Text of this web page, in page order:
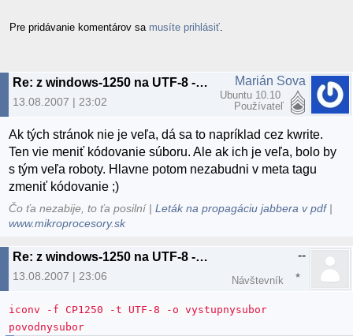
Pre pridávanie komentárov sa musíte prihlásiť
Re: z windows-1250 na UTF-8 --> WEB
13.08.2007 | 23:02
Marián Sova
Ubuntu 10.10
Používateľ
Ak tých stránok nie je veľa, dá sa to napríklad cez kwrite.
Ten vie meniť kódovanie súboru. Ale ak ich je veľa, bolo by
s tým veľa roboty. Hlavne potom nezabudni v meta tagu
zmeniť kódovanie ;)
Čo ťa nezabije, to ťa posilní |Leták na propagáciu jabbera v pdf|
www.mikroprocesory.sk
Re: z windows-1250 na UTF-8 --> WEB
13.08.2007 | 23:06
--
Návštevník
iconv -f CP1250 -t UTF-8 -o vystupnysubor
povodnysubor